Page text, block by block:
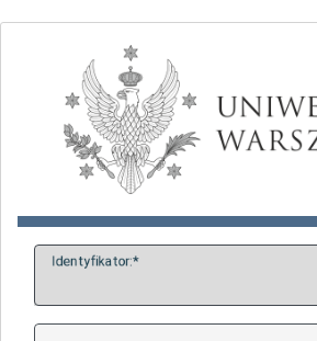
Identyfikator: